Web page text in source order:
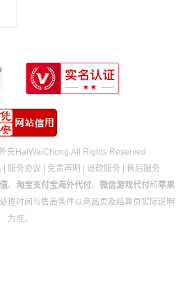
充HaiWaiChong.All Rights Reserved
服务协议 免责声明 退款服务
售后服务
、 淘宝支付宝海外代付、 微信游戏代付和 苹果
理时间与售后条件以商品页及结算页实际说明
为准。